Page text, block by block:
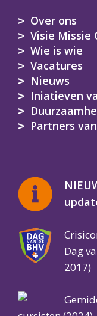
Over ons
Visie Missie
Wie is wie
Vacatures
Nieuws
Iniatieven
Partners
Dag
2017)